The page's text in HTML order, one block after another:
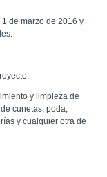
de marzo de 2016 y
y limpieza de
cunetas, poda,
y cualquier otra de